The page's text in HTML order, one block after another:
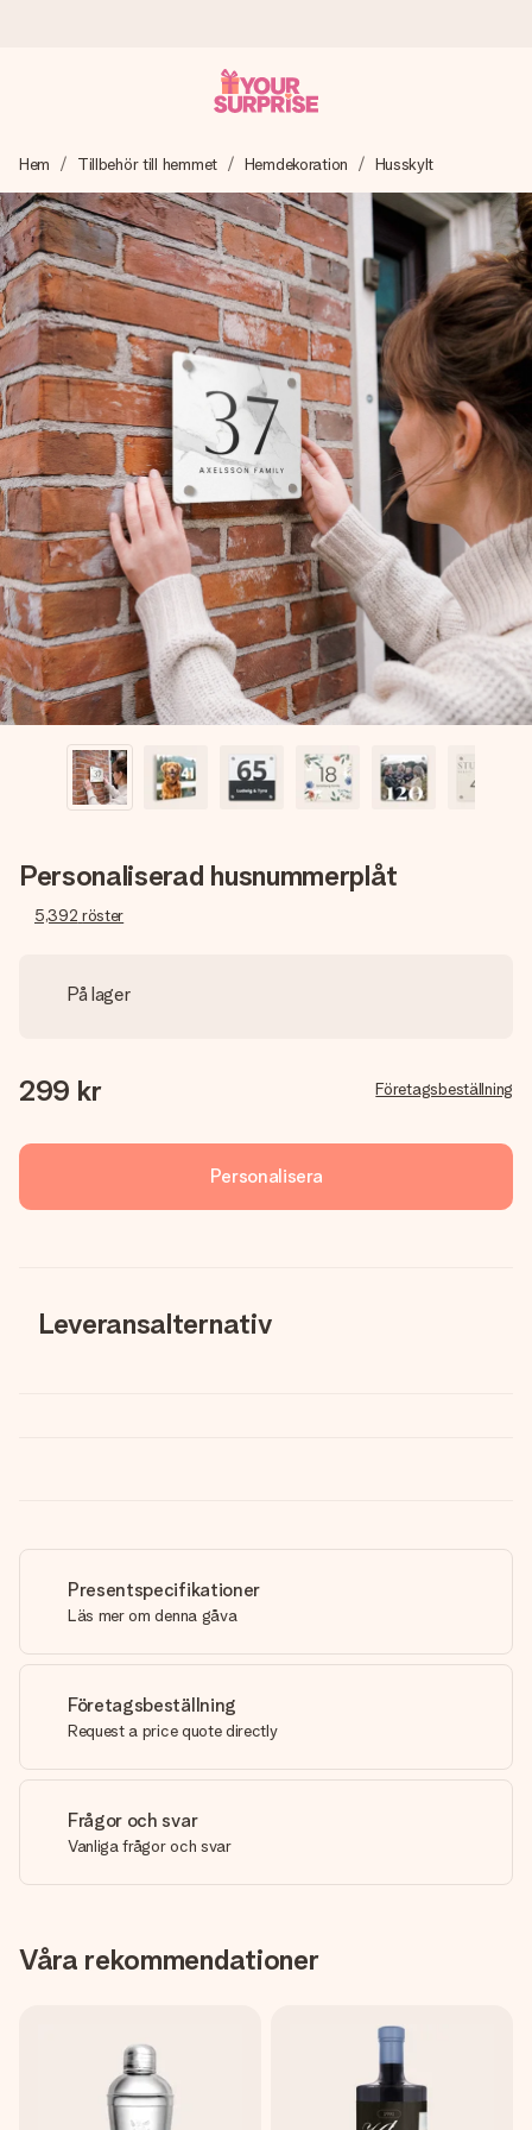
Vi skapar din gåva med omsorg och skickar den blixtsnabbt
– så att du kan ge den i precis rätt tid, när det betyder som
mest.
4,6 (baserat på +15 000 recensioner)
Våra gåvor inspirerar. Kunder ger oss 4,6 på Google
Reviews.
Gratis hälsning
Skapa något unikt med bara några få steg – med hennes
namn, ditt foto eller ett meddelande som verkligen berör
hennes hjärta. Inget krångel, bara med all kärlek för stunden.
Hem Tillbehör till hemmet Hemdekoration Husskylt
Personaliserad husnummerplåt
5,392 röster
På lager
299 kr Företagsbeställning
Personalisera
Leveransalternativ
Presentspecifikationer
Läs mer om denna gåva
Företagsbeställning
Request a price quote directly
Frågor och svar
Vanliga frågor och svar
Våra rekommendationer